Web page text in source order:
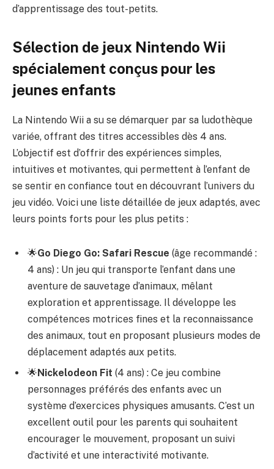
d’apprentissage des tout-petits.
Sélection de jeux Nintendo Wii
spécialement conçus pour les
jeunes enfants
La Nintendo Wii a su se démarquer par sa ludothèque
variée, offrant des titres accessibles dès 4 ans.
L’objectif est d’offrir des expériences simples,
intuitives et motivantes, qui permettent à l’enfant de
se sentir en confiance tout en découvrant l’univers du
jeu vidéo. Voici une liste détaillée de jeux adaptés, avec
leurs points forts pour les plus petits :
🌟Go Diego Go: Safari Rescue (âge recommandé :
4 ans) : Un jeu qui transporte l’enfant dans une
aventure de sauvetage d’animaux, mêlant
exploration et apprentissage. Il développe les
compétences motrices fines et la reconnaissance
des animaux, tout en proposant plusieurs modes de
déplacement adaptés aux petits.
🌟Nickelodeon Fit (4 ans) : Ce jeu combine
personnages préférés des enfants avec un
système d’exercices physiques amusants. C’est un
excellent outil pour les parents qui souhaitent
encourager le mouvement, proposant un suivi
d’activité et une interactivité motivante.